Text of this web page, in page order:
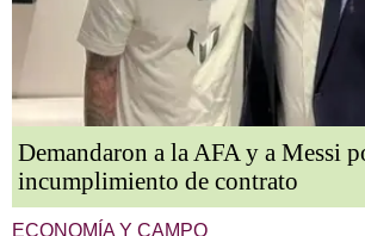
Demandaron a la AFA y a Messi
incumplimiento de contrato
ECONOMÍA Y CAMPO